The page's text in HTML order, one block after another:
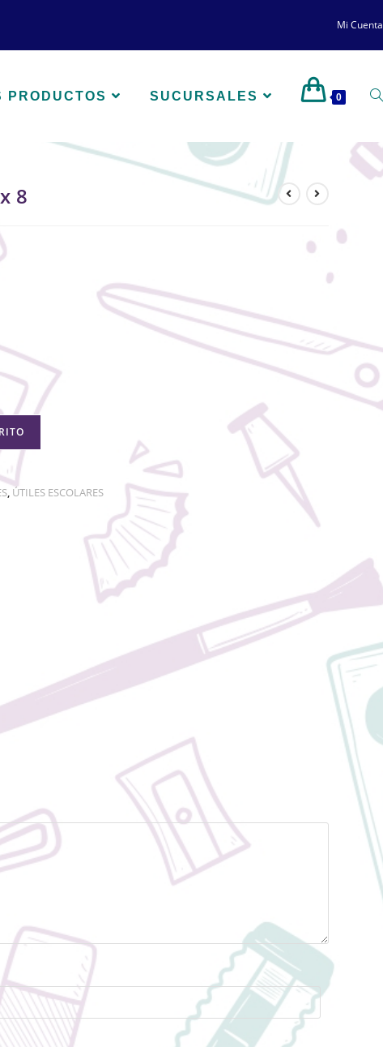
Mi Cuenta
PRODUCTOS SUCURSALES 0
8
, ÚTILES ESCOLARES